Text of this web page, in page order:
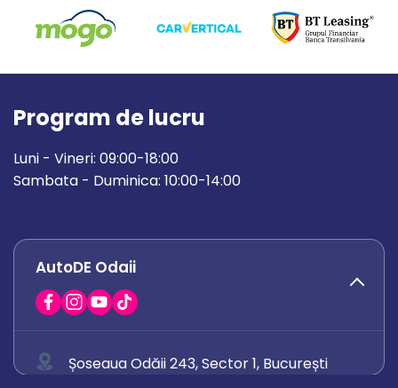
Program de lucru
Luni - Vineri: 09:00-18:00
Sambata - Duminica: 10:00-14:00
AutoDE Odaii
Șoseaua Odăii 243, Sector 1, București